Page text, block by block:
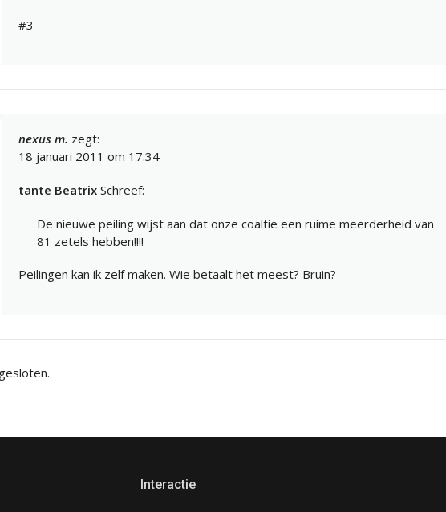
#3
nexus m. zegt:
18 januari 2011 om 17:34
tante Beatrix Schreef:
De nieuwe peiling wijst aan dat onze coaltie een ruime meerderheid van
81 zetels hebben!!!!
Peilingen kan ik zelf maken. Wie betaalt het meest? Bruin?
Interactie